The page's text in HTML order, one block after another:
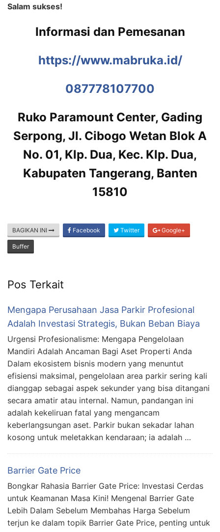
Salam sukses!
Informasi dan Pemesanan
https://www.mabruka.id/
087778107700
Ruko Paramount Center, Gading
Serpong, Jl. Cibogo Wetan Blok A
No. 01, Klp. Dua, Kec. Klp. Dua,
Kabupaten Tangerang, Banten
15810
BAGIKAN INI Facebook Twitter Google+
Buffer
Pos Terkait
Mengapa Perusahaan Jasa Parkir Profesional
Adalah Investasi Strategis, Bukan Beban Biaya
Urgensi Profesionalisme: Mengapa Pengelolaan
Mandiri Adalah Ancaman Bagi Aset Properti Anda
Dalam ekosistem bisnis modern yang menuntut
efisiensi maksimal, pengelolaan area parkir sering kali
dianggap sebagai aspek sekunder yang bisa ditangani
secara amatir atau internal. Namun, pandangan ini
adalah kekeliruan fatal yang mengancam
keberlangsungan aset. Parkir bukan sekadar lahan
kosong untuk meletakkan kendaraan; ia adalah …
Barrier Gate Price
Bongkar Rahasia Barrier Gate Price: Investasi Cerdas
untuk Keamanan Masa Kini! Mengenal Barrier Gate
Lebih Dalam Sebelum Membahas Harga Sebelum
terjun ke dalam topik Barrier Gate Price, penting untuk